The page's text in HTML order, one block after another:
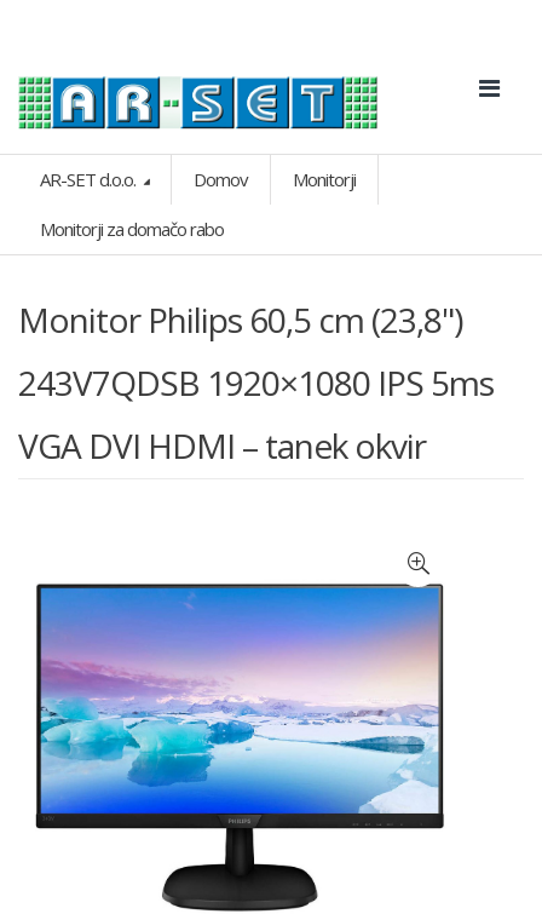
AR-SET d.o.o. Domov Monitorji
Monitorji za domačo rabo
Monitor Philips 60,5 cm (23,8")
243V7QDSB 1920×1080 IPS 5ms
VGA DVI HDMI – tanek okvir